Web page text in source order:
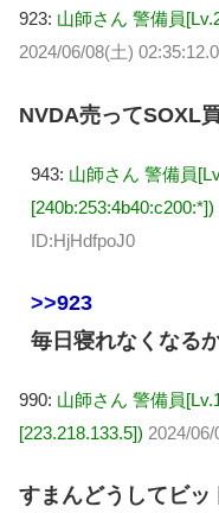
923: 山師さん 警備員
2024/06/08(土)
NVDA売ってSOXL
943: 山師さん 警備員
[240b:253:4b40:c200:*])
ID:HjHdfpoJ0
>>923
毎日寝れなくなる
990: 山師さん 警備員
[223.218.133.5]) 2024/
すまんどうしてビッ